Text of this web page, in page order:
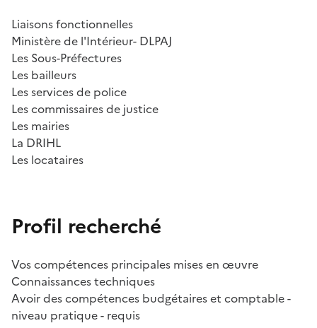
Liaisons fonctionnelles
Ministère de l'Intérieur- DLPAJ
Les Sous-Préfectures
Les bailleurs
Les services de police
Les commissaires de justice
Les mairies
La DRIHL
Les locataires
Profil recherché
Vos compétences principales mises en œuvre
Connaissances techniques
Avoir des compétences budgétaires et comptable -
niveau pratique - requis